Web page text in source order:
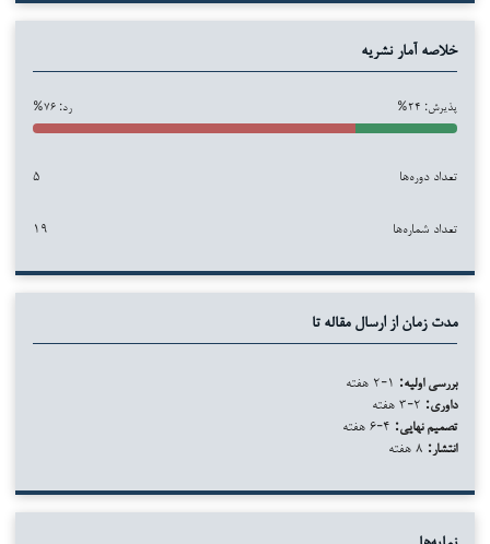
خلاصه آمار نشریه
پذیرش: ۲۴% رد: ۷۶%
تعداد دوره‌ها ۵
تعداد شماره‌ها ۱۹
مدت زمان از ارسال مقاله تا
بررسی اولیه:
داوری:
تصمیم نهایی:
انتشار: